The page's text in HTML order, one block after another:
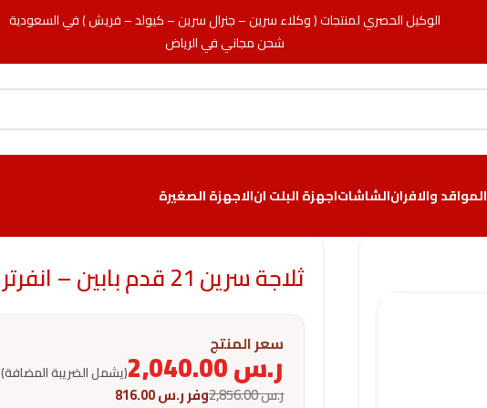
الوكيل الحصري لمنتجات ( وكلاء سرين – جنرال سرين – كيولد – فريش ) في السعودية
شحن مجاني في الرياض
المواقد والافرانالشاشاتاجهزة البلت انالاجهزة الصغيرة
ثلاجة سرين 21 قدم بابين – انفرتر – فضي
سعر المنتج
ر.س (يشمل الضريبة المضافة)
ر.س2,856.00 وفرر.س